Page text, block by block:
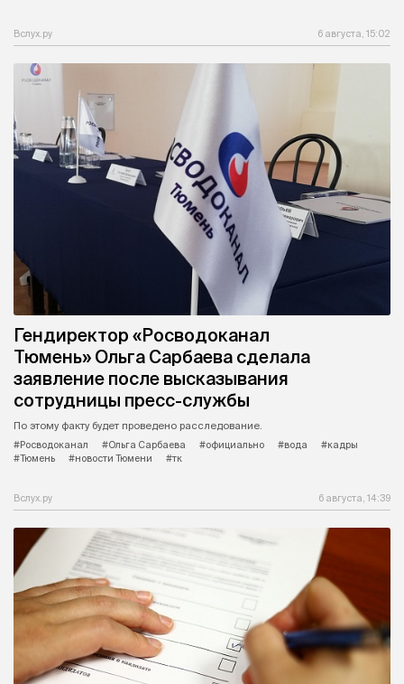
Вслух.ру 6 августа, 15:02
Гендиректор «Росводоканал
Тюмень» Ольга Сарбаева сделала
заявление после высказывания
сотрудницы пресс-службы
По этому факту будет проведено расследование.
#Росводоканал
#Ольга Сарбаева #официально #вода
#кадры
#Тюмень
#новости Тюмени #тк
Вслух.ру 6 августа, 14:39